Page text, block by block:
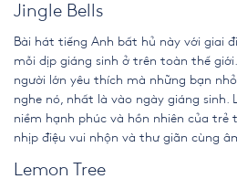
Jingle Bells
Bài hát tiếng Anh bất hủ này với giai
mỗi dịp giáng sinh ở trên toàn thế
người lớn yêu thích mà những bạn
nghe nó, nhất là vào ngày giáng sinh.
niềm hạnh phúc và hồn nhiên của trẻ
nhịp điệu vui nhộn và thư giãn cùng
Lemon Tree